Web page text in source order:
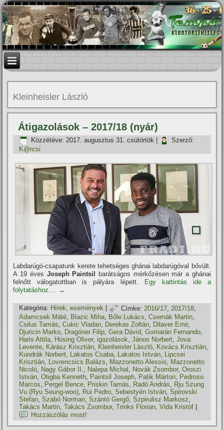
Kleinheisler László
Átigazolások – 2017/18 (nyár)
Közzétéve: 2017. augusztus 31. csütörtök
Szerző:
K@rcsi
Labdarúgó-csapatunk kerete tehetséges ghánai labdarúgóval bővült.
A 19 éves Joseph Paintsil
barátságos mérkőzésen már a ghánai
felnőtt válogatottban is pályára lépett.
Egy kattintás ide a
folytatáshoz.... →
Kategória: Hí­rek, események | Címke: 2016/17 2017/18
Adamcsek Máté, Blazic Miha, Bőle Lukács,Csernák Martin,
Csilus Tamás,Cukic Vladan, Derekas Zoltán, Dilaver Emir,
Djuricin Marko, Dragóner Filip,Gera Dávid,Gorriarán Fernando,
Haris Attila, Hüsing Oliver,igazolások,János Norbert,Jova
Levente, Kárász Krisztián, Kleinheisler László, Kovács Krisztián,
Kundrák Norbert, Lakatos Csaba, Lakatos István, Lipcsei
Krisztián, Lovrencsics Balázs, Mazzonetto Alessio, Mazzonetto
Nicoló, Nagy Gábor II., Nalepa Michal , Novák Zsombor,Oroszi
István,Otigba Kenneth, Paintsil Joseph, Patik Márton, Pedroso
Marcos, Pergel Bence, Priskin Tamás, Radó András, Rju Szung
Vu (Ryu Seung-woo), Rui Pedro,Sebestyén István,Spirovski
Stefan,Szabó Norman,Szántó Gergő,Szpirulisz Markosz,
Takács Martin,Takács Zsombor,Trinks Florian,Vida Kristóf
Hozzászólás most!